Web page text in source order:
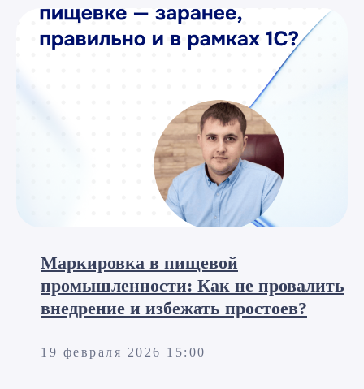
Маркировка в пищевой
промышленности: Как не провалить
внедрение и избежать простоев?
19 февраля 2026 15:00